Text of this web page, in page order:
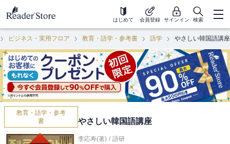
はじめて 会員登録 サインイン 検索
ビジネス・実用フロア 教育・語学・参考書 語学 やさしい韓国語講座
教育・語学・参考
書
やさしい韓国語講座
李応寿(著) / 語研